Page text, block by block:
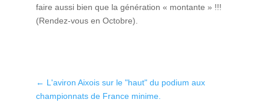
faire aussi bien que la génération « montante » !!!
(Rendez-vous en Octobre).
← L'aviron Aixois sur le "haut" du podium aux
championnats de France minime.